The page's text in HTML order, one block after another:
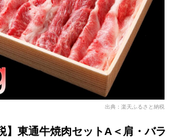
出典：楽天ふるさと納税
】東通牛焼肉セットA＜肩・バラ